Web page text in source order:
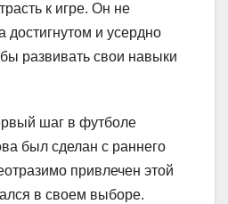
к игре. Он не
достигнутом и усердно
развивать свои навыки
шаг в футболе
был сделан с раннего
привлечен этой
в своем выборе.